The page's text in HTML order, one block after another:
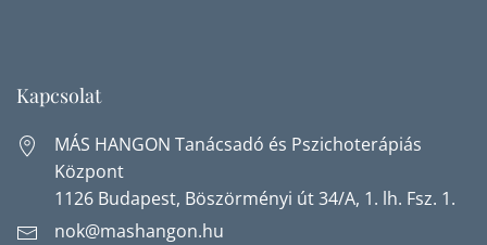
Kapcsolat
MÁS HANGON Tanácsadó és Pszichoterápiás
Központ
1126 Budapest, Böszörményi út 34/A, 1. lh. Fsz. 1.
nok@mashangon.hu